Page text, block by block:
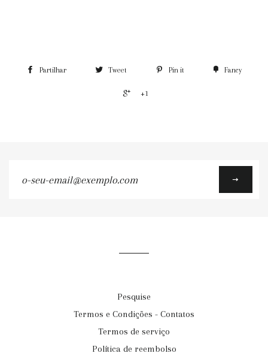
Partilhar Tweet Pin it Fancy
+1
Pesquise
Termos e Condições - Contatos
Termos de serviço
Política de reembolso